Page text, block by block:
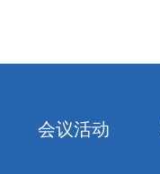
会议活动